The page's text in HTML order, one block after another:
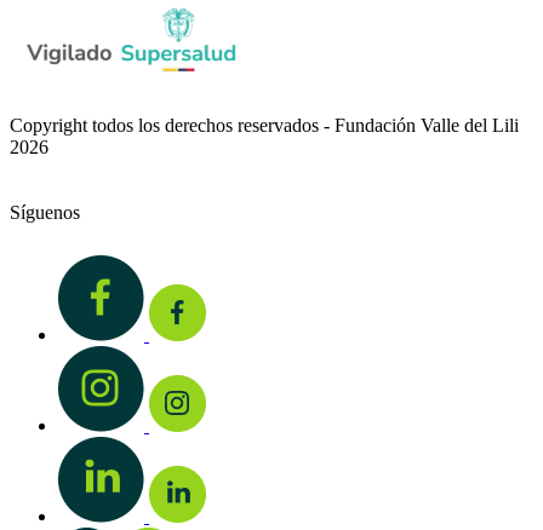
Copyright todos los derechos reservados - Fundación Valle del Lili
2026
Síguenos